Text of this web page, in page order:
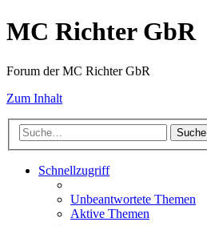
MC Richter GbR
Forum der MC Richter GbR
Zum Inhalt
Suche
Schnellzugriff
Unbeantwortete Themen
Aktive Themen